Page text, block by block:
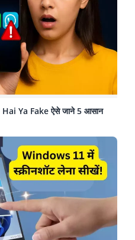
Ya Fake ऐसे जाने 5 आसान